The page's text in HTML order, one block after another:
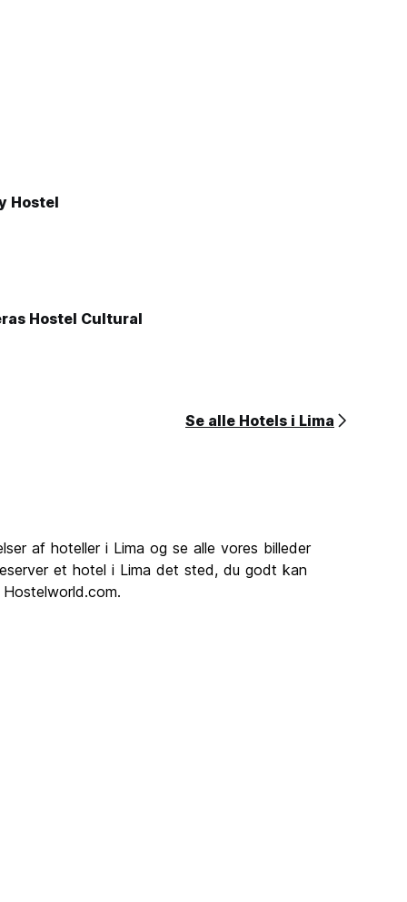
Hostel
Hostel Cultural
Se alle Hotels i Lima
af hoteller i Lima og se alle vores billeder
et hotel i Lima det sted, du godt kan